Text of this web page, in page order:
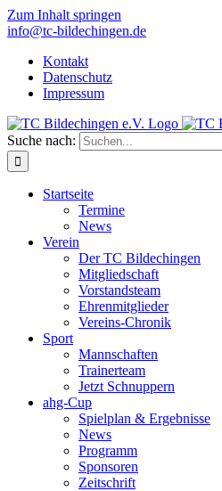
Zum Inhalt springen
info@tc-bildechingen.de
Kontakt
Datenschutz
Impressum
Suche nach:
Startseite
Termine
News
Verein
Der TC Bildechingen
Mitgliedschaft
Vorstandsteam
Ehrenmitglieder
Vereins-Chronik
Sport
Mannschaften
Trainerteam
Jetzt Schnuppern
ahg-Cup
Spielplan & Ergebnisse
News
Programm
Sponsoren
Zeitschrift